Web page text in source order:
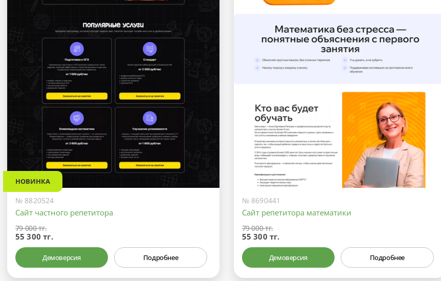
НОВИНКА
№ 8820524
Сайт частного репетитора
79 000 тг.
55 300 тг.
Демоверсия Подробнее
№ 8690441
Сайт репетитора математики
79 000 тг.
55 300 тг.
Демоверсия Подробнее